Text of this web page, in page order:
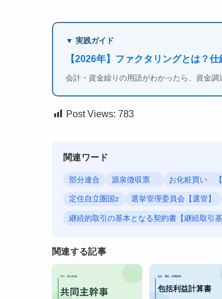
▼ 実践ガイド
【2026年】ファクタリングとは？
会計・資金繰りの用語がわかったら、資金調
Post Views: 783
関連ワード
部分連合 源泉徴収票 お化粧買い 【
定住自立圏国z 選挙管理委員会【選管】
継続的取引の基本となる契約書【継続取引基
関連する記事